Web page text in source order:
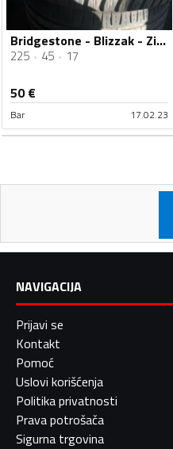
Bridgestone - Blizzak - Zimska guma
225 45 17
50€
Bar 17.02.23
NAVIGACIJA
Prijavi se
Kontakt
Pomoć
Uslovi korišćenja
Politika privatnosti
Prava potrošača
Sigurna trgovina